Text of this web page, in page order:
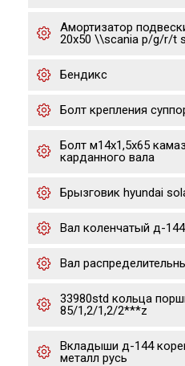
Амортизатор
20x50 \\scania p/g/r/t
Бендикс
Болт крепления
Болт м14х1,5х65
карданного вала
Брызговик hyundai
Вал коленчатый д-
Вал
33980std кольца
85/1,2/1,2/2***z
Вкладыши д-144
металл русь